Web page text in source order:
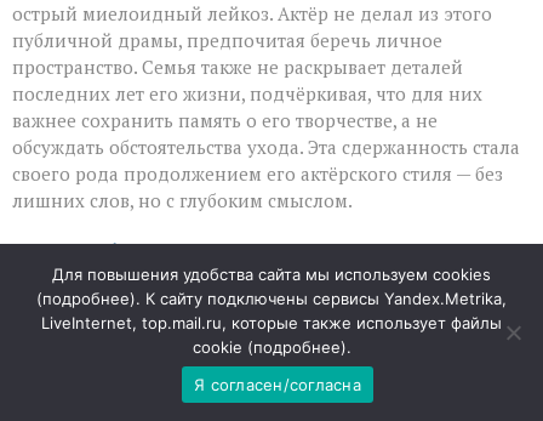
острый миелоидный лейкоз. Актёр не делал из этого
публичной драмы, предпочитая беречь личное
пространство. Семья также не раскрывает деталей
последних лет его жизни, подчёркивая, что для них
важнее сохранить память о его творчестве, а не
обсуждать обстоятельства ухода. Эта сдержанность стала
своего рода продолжением его актёрского стиля — без
лишних слов, но с глубоким смыслом.
Скотт Хайлендс не собирал главные награды и редко
оказывался на обложках журналов, но умел то, что ценят
настоящие поклонники кино: делать любой эпизод
заметным. Его герои часто были «вторыми» по счёту, но
Для повышения удобства сайта мы используем cookies
(подробнее). К сайту подключены сервисы Yandex.Metrika,
LiveInternet, top.mail.ru, которые также использует файлы
cookie (подробнее).
Я согласен/согласна